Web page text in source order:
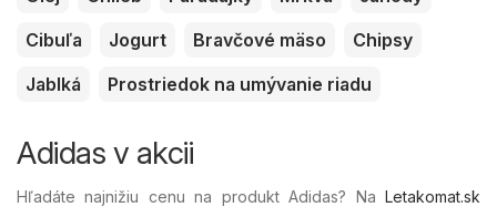
Cibuľa
Jogurt Bravčové mäso
Chipsy
Jablká
Prostriedok na umývanie riadu
Adidas v akcii
Hľadáte najnižiu cenu na produkt Adidas? Na Letakomat.sk